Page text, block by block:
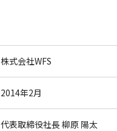
株式会社WFS
2014年2月
代表取締役社長 柳原 陽太